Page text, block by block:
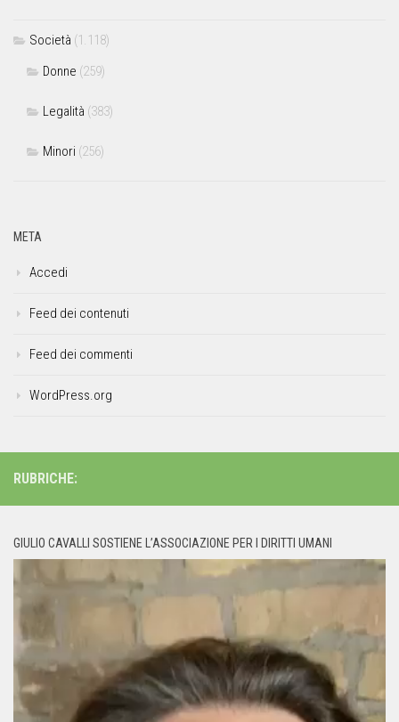
Società (1.118)
Donne (259)
Legalità (383)
Minori (256)
META
Accedi
Feed dei contenuti
Feed dei commenti
WordPress.org
RUBRICHE:
GIULIO CAVALLI SOSTIENE L’ASSOCIAZIONE PER I DIRITTI UMANI